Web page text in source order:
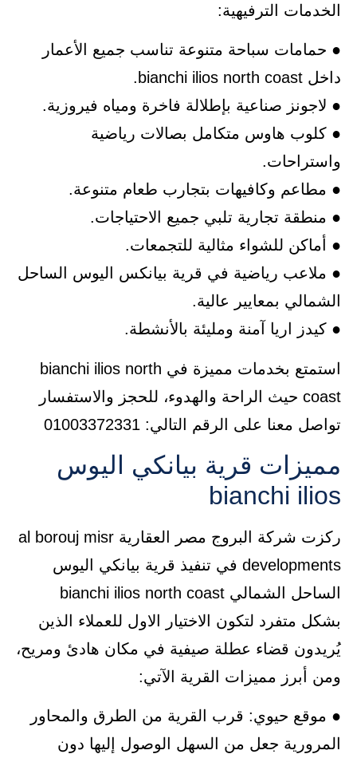
الخدمات الترفيهية:
● حمامات سباحة متنوعة تناسب جميع الأعمار
داخل bianchi ilios north coast.
● لاجونز صناعية بإطلالة فاخرة ومياه فيروزية.
● كلوب هاوس متكامل بصالات رياضية
واستراحات.
● مطاعم وكافيهات بتجارب طعام متنوعة.
● منطقة تجارية تلبي جميع الاحتياجات.
● أماكن للشواء مثالية للتجمعات.
● ملاعب رياضية في قرية بيانكس اليوس الساحل
الشمالي بمعايير عالية.
● كيدز اريا آمنة ومليئة بالأنشطة.
استمتع بخدمات مميزة في bianchi ilios north
coast حيث الراحة والهدوء، للحجز والاستفسار
تواصل معنا على الرقم التالي: 01003372331
مميزات قرية بيانكي اليوس
bianchi ilios
ركزت شركة البروج مصر العقارية al borouj misr
developments في تنفيذ قرية بيانكي اليوس
الساحل الشمالي bianchi ilios north coast
بشكل متفرد لتكون الاختيار الاول للعملاء الذين
يُريدون قضاء عطلة صيفية في مكان هادئ ومريح،
ومن أبرز مميزات القرية الآتي:
● موقع حيوي: قرب القرية من الطرق والمحاور
المرورية جعل من السهل الوصول إليها دون